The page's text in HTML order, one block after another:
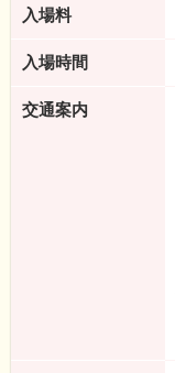
入場料
入場時間
交通案内